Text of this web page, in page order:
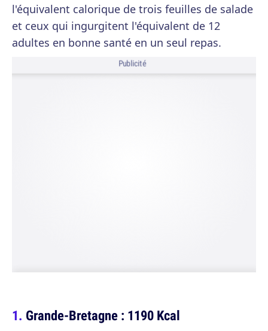
l'équivalent calorique de trois feuilles de salade
et ceux qui ingurgitent l'équivalent de 12
adultes en bonne santé en un seul repas.
Publicité
Grande-Bretagne : 1190 Kcal